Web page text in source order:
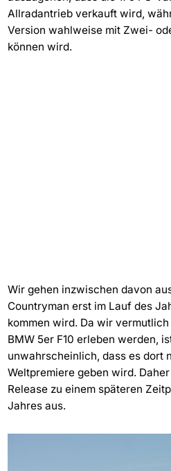
Allradantrieb verkauft wird,
Version wahlweise mit Zwei-
können wird.
Wir gehen inzwischen davon
Countryman erst im Lauf des
kommen wird. Da wir
BMW 5er F10 erleben werden,
unwahrscheinlich, dass es dort
Weltpremiere geben wird.
Release zu einem späteren
Jahres aus.